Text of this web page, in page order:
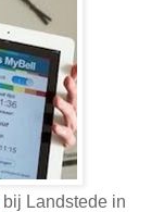
bij Landstede in